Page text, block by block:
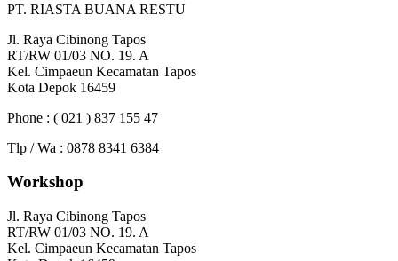
PT. RIASTA BUANA RESTU
Jl. Raya Cibinong Tapos
RT/RW 01/03 NO. 19. A
Kel. Cimpaeun Kecamatan Tapos
Kota Depok 16459
Phone : ( 021 ) 837 155 47
Tlp / Wa : 0878 8341 6384
Workshop
Jl. Raya Cibinong Tapos
RT/RW 01/03 NO. 19. A
Kel. Cimpaeun Kecamatan Tapos